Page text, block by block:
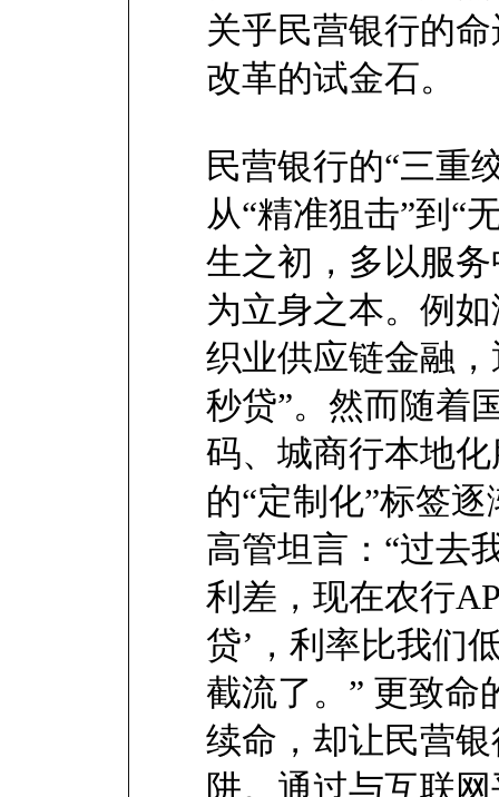
关乎民营银行的
改革的试金石。
民营银行的“三重
从“精准狙击”到“
生之初，多以服
为立身之本。例
织业供应链金融
秒贷”。然而随着
码、城商行本地
的“定制化”标签
高管坦言：“过去
利差，现在农行
贷’，利率比我们
截流了。” 更致命
续命，却让民营
阱。通过与互联